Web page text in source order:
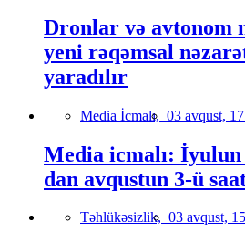
Dronlar və avtonom
yeni rəqəmsal
yaradılır
Media İcmalı, 03 avqust,
Media icmalı: İyulun
dan avqustun 3-ü
Təhlükəsizlik, 03 avqust,